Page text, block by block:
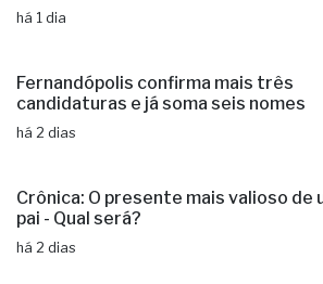
há 1 dia
Fernandópolis confirma mais três
candidaturas e já soma seis nomes
há 2 dias
Crônica: O presente mais valioso de
pai - Qual será?
há 2 dias